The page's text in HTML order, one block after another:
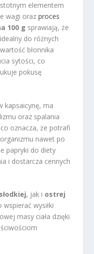
elementem
wagi orazproces
100 g sprawiają, że
do różnych
błonnika
sytości, co
pokusę
kapsaicynę, ma
oraz spalania
oznacza, że potrafi
nawet po
papryki do diety
i dostarcza cennych
słodkiej, jak i ostrej
wysiłki
masy ciała dzięki